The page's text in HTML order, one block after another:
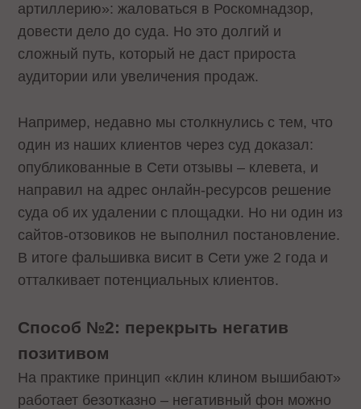
артиллерию»: жаловаться в Роскомнадзор,
довести дело до суда. Но это долгий и
сложный путь, который не даст прироста
аудитории или увеличения продаж.
Например, недавно мы столкнулись с тем, что
один из наших клиентов через суд доказал:
опубликованные в Сети отзывы – клевета, и
направил на адрес онлайн-ресурсов решение
суда об их удалении с площадки. Но ни один из
сайтов-отзовиков не выполнил постановление.
В итоге фальшивка висит в Сети уже 2 года и
отталкивает потенциальных клиентов.
Способ №2: перекрыть негатив
позитивом
На практике принцип «клин клином вышибают»
работает безотказно – негативный фон можно